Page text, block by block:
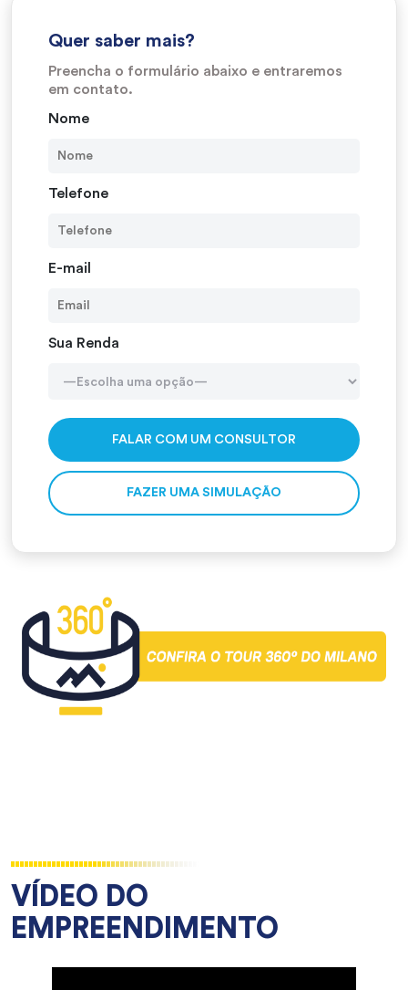
Quer saber mais?
Preencha o formulário abaixo e entraremos
em contato.
Nome
Telefone
E-mail
Sua Renda
FAZER UMA SIMULAÇÃO
VÍDEO DO
EMPREENDIMENTO